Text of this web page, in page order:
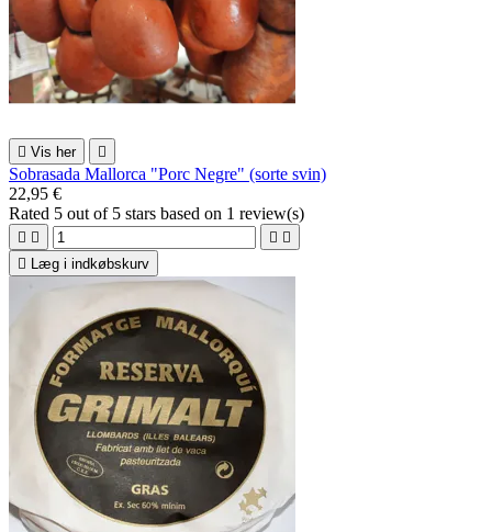
 Vis her 
Sobrasada Mallorca "Porc Negre" (sorte svin)
22,95 €
Rated 5 out of 5 stars based on 1 review(s)
   

Læg i indkøbskurv